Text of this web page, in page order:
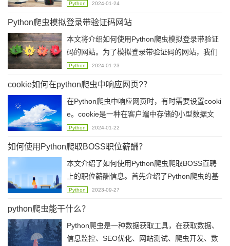
sts、re、os等。进入正题，首先需要模拟浏览器
用re库匹配出图片链接，并将链接保存至列表
中。最后，遍历图片链接列表，使用requests库
发送请求，获取图片二进制数据。保存图片的方
式需要使用二进制写入文件。
Python 2024-01-24
Python爬虫模拟登录带验证码网站
本文将介绍如何使用Python爬虫模拟登录带验证
码的网站。为了模拟登录带验证码的网站，我们
需要先获取验证码，然后再将验证码发送到服务
Python 2024-01-23
cookie如何在python爬虫中响应网页?？
在Python爬虫中响应网页时，有时需要设置cooki
e。cookie是一种在客户端中存储的小型数据文
件。在Python中使用cookie很简单。可以使用req
将cookie传递给请求。有一些网站将cookie设置
为会话cookie。在这种情况下，我们可以使用会
话对象而不是requests对象。有时候需要动态设
置cookie。这可能发生在网站要求用户提供用户
名和密码来访问的情况下。在这种情况下，我们
RequestsCookieJar()类动态添加cookie。
Python 2024-01-22
如何使用Python爬取BOSS职位薪酬？
本文介绍了如何使用Python爬虫爬取BOSS直聘
上的职位薪酬信息。首先介绍了Python爬虫的基
本流程和优势，然后分析了爬取BOSS直聘职位
爬虫程序，并提醒了爬虫程序需要注意的事项。
Python 2023-09-27
python爬虫能干什么？
Python爬虫是一种数据获取工具，在获取数据、
信息监控、SEO优化、网站测试、爬虫开发、数